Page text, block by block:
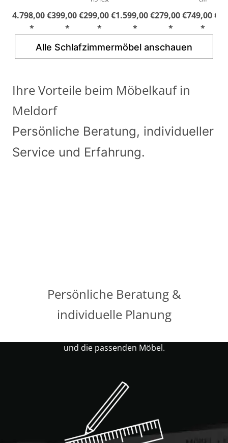
4.798,00 €
*
399,00 €
*
299,00 €
*
1.599,00 €
*
279,00 €
*
749,00 €
*
Alle Schlafzimmermöbel anschauen
Ihre Vorteile beim Möbelkauf in
Meldorf
Persönliche Beratung, individueller
Service und Erfahrung.
Persönliche Beratung &
individuelle Planung
und die passenden Möbel.